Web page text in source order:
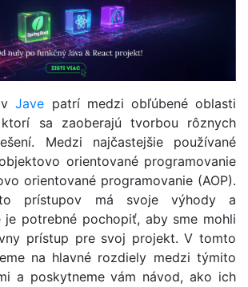
vJave patrí medzi obľúbené oblasti
sa zaoberajú tvorbou rôznych
Medzi najčastejšie používané
orientované programovanie
orientované programovanie (AOP).
prístupov má svoje výhody a
je potrebné pochopiť, aby sme mohli
prístup pre svoj projekt. V tomto
na hlavné rozdiely medzi týmito
a poskytneme vám návod, ako ich